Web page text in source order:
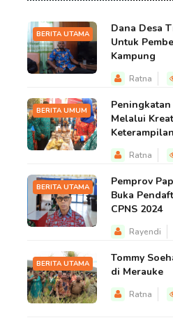
BERITA UTAMA
Dana Desa
Untuk
Kampung
Ratna
BERITA UMUM
Melalui
Keterampilan
Ratna
BERITA UTAMA
Pemprov
Buka
CPNS 2024
Rayendi
BERITA UTAMA
Tommy
di Merauke
Ratna